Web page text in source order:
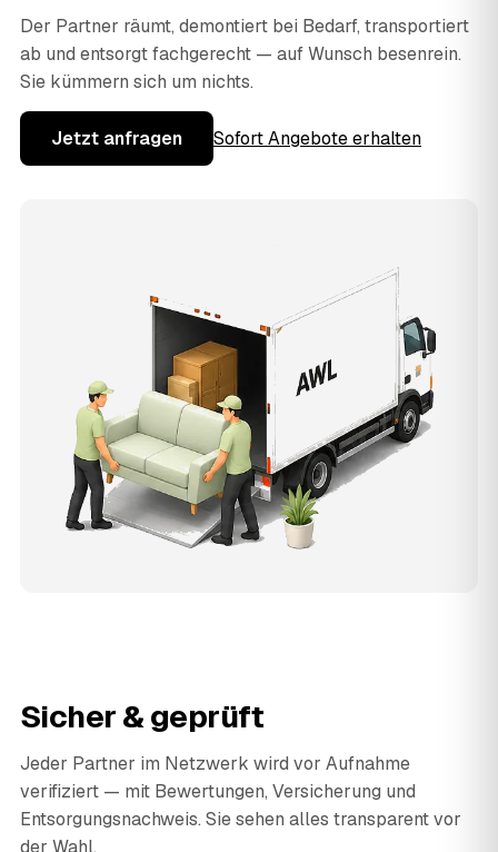
Der Partner räumt, demontiert bei Bedarf, transportiert
ab und entsorgt fachgerecht — auf Wunsch besenrein.
Sie kümmern sich um nichts.
Jetzt anfragen Sofort Angebote erhalten
Sicher & geprüft
Jeder Partner im Netzwerk wird vor Aufnahme
verifiziert — mit Bewertungen, Versicherung und
Entsorgungsnachweis. Sie sehen alles transparent vor
der Wahl.